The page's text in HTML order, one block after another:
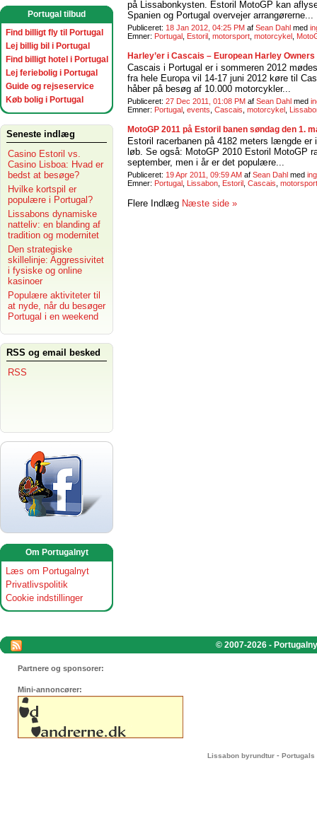
Portugal tilbud
Find billigt fly til Portugal
Lej billig bil i Portugal
Find billigt hotel i Portugal
Lej feriebolig i Portugal
Guide og rejseservice
Køb bolig i Portugal
Seneste indlæg
Casino Estoril vs.
Casino Lisboa: Hvad er
bedst at besøge?
Hvilke kortspil er
populære i Portugal?
Lissabons dynamiske
natteliv: en blanding af
tradition og modernitet
Den strategiske
skillelinje: Aggressivitet
i fysiske og online
kasinoer
Populære aktiviteter til
at nyde, når du besøger
Portugal i en weekend
RSS og email besked
RSS
Om Portugalnyt
Læs om Portugalnyt
Privatlivspolitik
Cookie indstillinger
på Lissabonkysten. Estoril MotoGP kan
Spanien og Portugal overvejer arrangørerne...
Publiceret: 18 Jan 2012, 04:25 PM af Sean Dahl med
Emner: Portugal Estoril motorsport motorcykel
Harley’er i Cascais – European Harley
Cascais i Portugal er i sommeren 2012
fra hele Europa vil 14-17 juni 2012 køre til
håber på besøg af 10.000 motorcykler...
Publiceret: 27 Dec 2011, 01:08 PM af Sean Dahl med
Emner: Portugal events Cascais motorcykel
MotoGP 2011 på Estoril banen søndag den
Estoril racerbanen på 4182 meters længde
løb. Se også: MotoGP 2010 Estoril MotoGP
september, men i år er det populære...
Publiceret: 19 Apr 2011, 09:59 AM af Sean Dahl med
Emner: Portugal Lissabon Estoril Cascais motorsport
Flere Indlæg Næste side »
© 2007-2026 -
Partnere og sponsorer:
Mini-annoncører:
Lissabon byrundtur - Portugals